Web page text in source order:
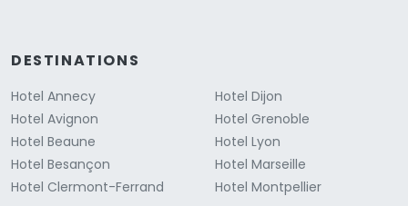
DESTINATIONS
Hotel Annecy
Hotel Avignon
Hotel Beaune
Hotel Besançon
Hotel Clermont-Ferrand
Hotel Dijon
Hotel Grenoble
Hotel Lyon
Hotel Marseille
Hotel Montpellier